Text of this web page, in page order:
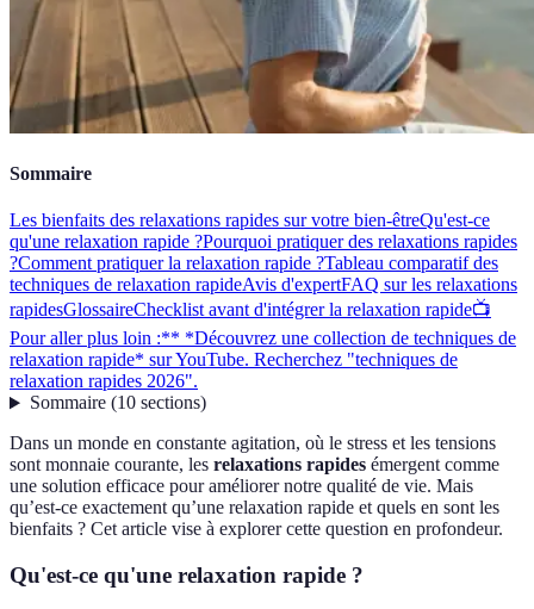
Sommaire
Les bienfaits des relaxations rapides sur votre bien-êtreQu'est-ce
qu'une relaxation rapide ?Pourquoi pratiquer des relaxations rapides
?Comment pratiquer la relaxation rapide ?Tableau comparatif des
techniques de relaxation rapideAvis d'expertFAQ sur les relaxations
rapidesGlossaireChecklist avant d'intégrer la relaxation rapide📺
Pour aller plus loin :** *Découvrez une collection de techniques de
relaxation rapide* sur YouTube. Recherchez "techniques de
relaxation rapides 2026".
Sommaire(10 sections)
Dans un monde en constante agitation, où le stress et les tensions
sont monnaie courante, les relaxations rapides émergent comme
une solution efficace pour améliorer notre qualité de vie. Mais
qu’est-ce exactement qu’une relaxation rapide et quels en sont les
bienfaits ? Cet article vise à explorer cette question en profondeur.
Qu'est-ce qu'une relaxation rapide ?